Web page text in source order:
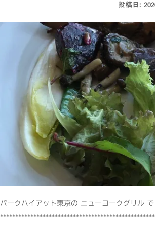
投稿日:
パークハイアット東京の ニューヨークグリル